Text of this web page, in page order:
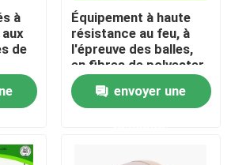
à
de
Équipement à haute
résistance au feu, à
l'épreuve des balles,
en fibres de polyester
à 100%
envoyer une